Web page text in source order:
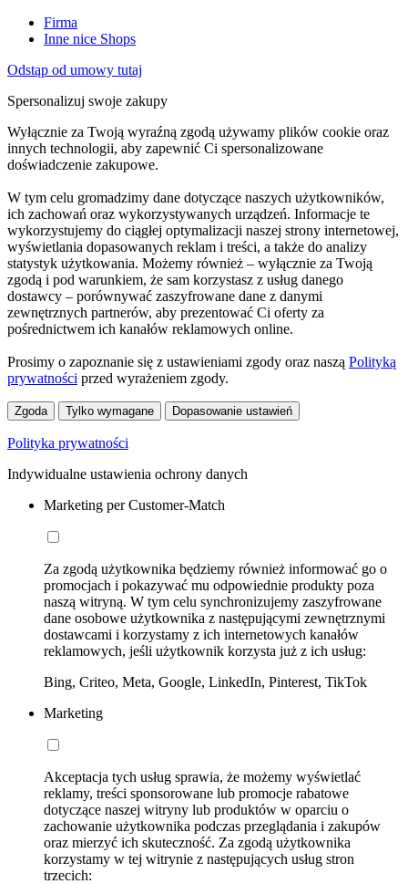
Firma
Inne nice Shops
Odstąp od umowy tutaj
Spersonalizuj swoje zakupy
Wyłącznie za Twoją wyraźną zgodą używamy plików cookie oraz
innych technologii, aby zapewnić Ci spersonalizowane
doświadczenie zakupowe.
W tym celu gromadzimy dane dotyczące naszych użytkowników,
ich zachowań oraz wykorzystywanych urządzeń. Informacje te
wykorzystujemy do ciągłej optymalizacji naszej strony internetowej,
wyświetlania dopasowanych reklam i treści, a także do analizy
statystyk użytkowania. Możemy również – wyłącznie za Twoją
zgodą i pod warunkiem, że sam korzystasz z usług danego
dostawcy – porównywać zaszyfrowane dane z danymi
zewnętrznych partnerów, aby prezentować Ci oferty za
pośrednictwem ich kanałów reklamowych online.
Prosimy o zapoznanie się z ustawieniami zgody oraz naszą Polityką
prywatności przed wyrażeniem zgody.
Zgoda Tylko wymagane Dopasowanie ustawień
Polityka prywatności
Indywidualne ustawienia ochrony danych
Marketing per Customer-Match
Za zgodą użytkownika będziemy również informować go o
promocjach i pokazywać mu odpowiednie produkty poza
naszą witryną. W tym celu synchronizujemy zaszyfrowane
dane osobowe użytkownika z następującymi zewnętrznymi
dostawcami i korzystamy z ich internetowych kanałów
reklamowych, jeśli użytkownik korzysta już z ich usług:
Bing, Criteo, Meta, Google, LinkedIn, Pinterest, TikTok
Marketing
Akceptacja tych usług sprawia, że możemy wyświetlać
reklamy, treści sponsorowane lub promocje rabatowe
dotyczące naszej witryny lub produktów w oparciu o
zachowanie użytkownika podczas przeglądania i zakupów
oraz mierzyć ich skuteczność. Za zgodą użytkownika
korzystamy w tej witrynie z następujących usług stron
trzecich: